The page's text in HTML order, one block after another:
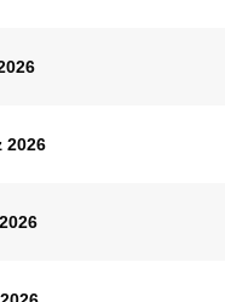
2026